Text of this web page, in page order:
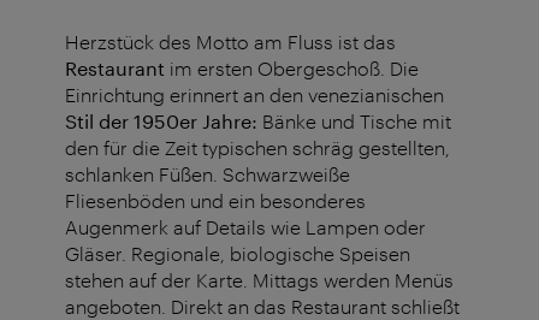
Herzstück des Motto am Fluss ist das
Restaurant im ersten Obergeschoß. Die
Einrichtung erinnert an den venezianischen
Stil der 1950er Jahre: Bänke und Tische mit
den für die Zeit typischen schräg gestellten,
schlanken Füßen. Schwarzweiße
Fliesenböden und ein besonderes
Augenmerk auf Details wie Lampen oder
Gläser. Regionale, biologische Speisen
stehen auf der Karte. Mittags werden Menüs
angeboten. Direkt an das Restaurant schließt